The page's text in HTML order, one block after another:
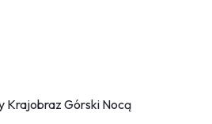
Krajobraz Górski Nocą